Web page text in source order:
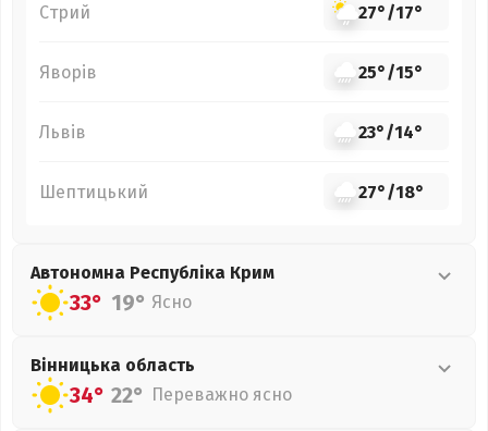
Стрий 27°/17°
Яворів 25°/15°
Львів 23°/14°
Шептицький 27°/18°
Автономна Республіка Крим
33° 19° Ясно
Вінницька область
34° 22° Переважно ясно